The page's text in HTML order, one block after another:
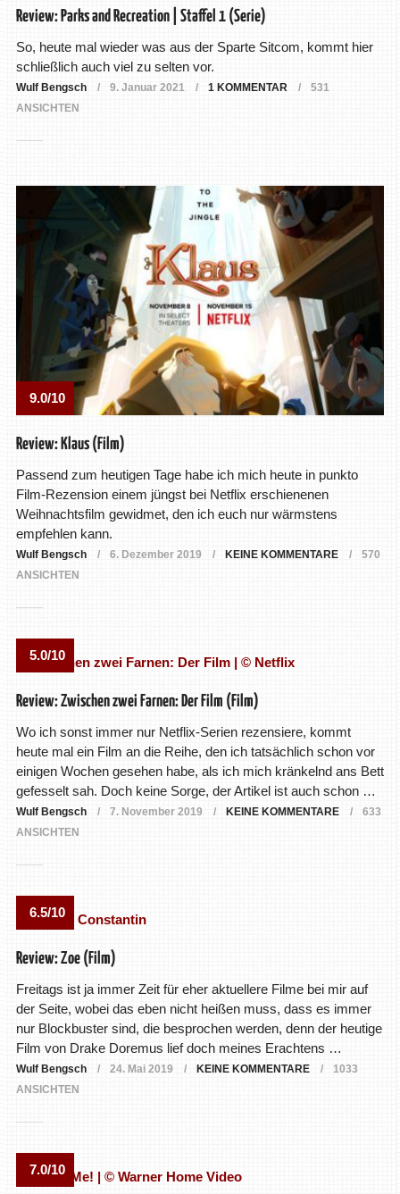
Review: Parks and Recreation | Staffel 1 (Serie)
So, heute mal wieder was aus der Sparte Sitcom, kommt hier
schließlich auch viel zu selten vor.
Wulf Bengsch 9. Januar 2021 1 KOMMENTAR
531
ANSICHTEN
9.0/10
Review: Klaus (Film)
Passend zum heutigen Tage habe ich mich heute in punkto
Film-Rezension einem jüngst bei Netflix erschienenen
Weihnachtsfilm gewidmet, den ich euch nur wärmstens
empfehlen kann.
Wulf Bengsch 6. Dezember 2019 KEINE KOMMENTARE
570
ANSICHTEN
5.0/10
Review: Zwischen zwei Farnen: Der Film (Film)
Wo ich sonst immer nur Netflix-Serien rezensiere, kommt
heute mal ein Film an die Reihe, den ich tatsächlich schon vor
einigen Wochen gesehen habe, als ich mich kränkelnd ans Bett
gefesselt sah. Doch keine Sorge, der Artikel ist auch schon …
Wulf Bengsch 7. November 2019 KEINE KOMMENTARE
633
ANSICHTEN
6.5/10
Review: Zoe (Film)
Freitags ist ja immer Zeit für eher aktuellere Filme bei mir auf
der Seite, wobei das eben nicht heißen muss, dass es immer
nur Blockbuster sind, die besprochen werden, denn der heutige
Film von Drake Doremus lief doch meines Erachtens …
Wulf Bengsch 24. Mai 2019 KEINE KOMMENTARE
1033
ANSICHTEN
7.0/10